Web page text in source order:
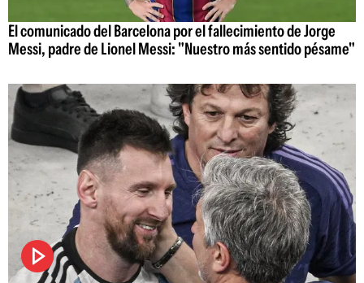
El comunicado del Barcelona por el fallecimiento de Jorge
Messi, padre de Lionel Messi: "Nuestro más sentido pésame"